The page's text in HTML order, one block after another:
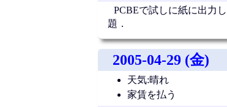
PCBEで試しに紙に出力
題．
2005-04-29 (金)
天気:晴れ
家賃を払う